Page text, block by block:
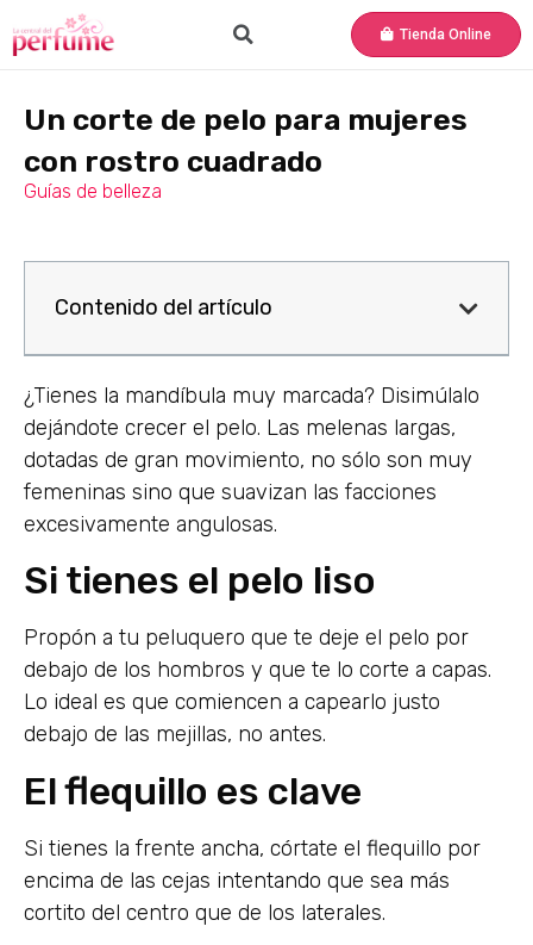
Tienda Online
Un corte de pelo para mujeres
con rostro cuadrado
Guías de belleza
Contenido del artículo
¿Tienes la mandíbula muy marcada? Disimúlalo
dejándote crecer el pelo. Las melenas largas,
dotadas de gran movimiento, no sólo son muy
femeninas sino que suavizan las facciones
excesivamente angulosas.
Si tienes el pelo liso
Propón a tu peluquero que te deje el pelo por
debajo de los hombros y que te lo corte a capas.
Lo ideal es que comiencen a capearlo justo
debajo de las mejillas, no antes.
El flequillo es clave
Si tienes la frente ancha, córtate el flequillo por
encima de las cejas intentando que sea más
cortito del centro que de los laterales.